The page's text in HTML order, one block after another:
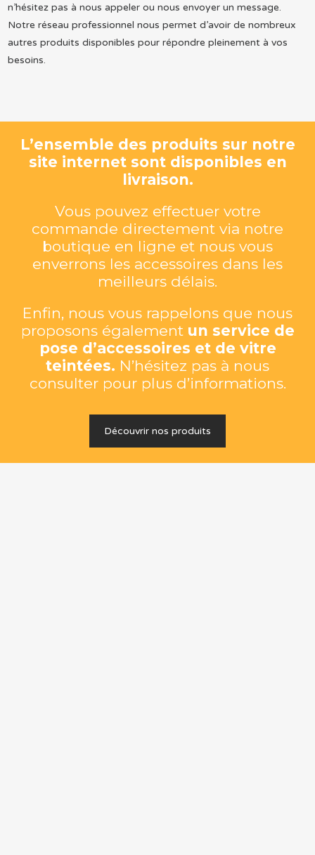
n’hésitez pas à nous appeler ou nous envoyer un message.
Notre réseau professionnel nous permet d’avoir de nombreux
autres produits disponibles pour répondre pleinement à vos
besoins.
L’ensemble des produits sur notre
site internet sont disponibles en
livraison.
Vous pouvez effectuer votre
commande directement via notre
boutique en ligne et nous vous
enverrons les accessoires dans les
meilleurs délais.
Enfin, nous vous rappelons que nous
proposons également un service de
pose d’accessoires et de vitre
teintées. N’hésitez pas à nous
consulter pour plus d’informations.
Découvrir nos produits